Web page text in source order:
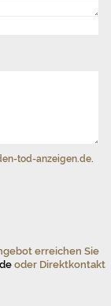
tod-anzeigen.de.
erreichen Sie
oder Direktkontakt